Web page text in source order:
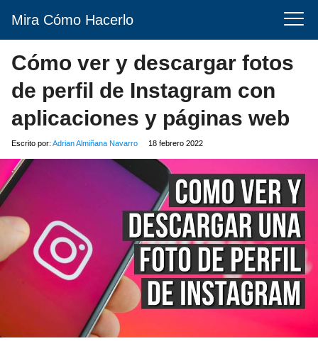
Mira Cómo Hacerlo
Cómo ver y descargar fotos
de perfil de Instagram con
aplicaciones y páginas web
Escrito por: Adrian Almiñana Navarro 18 febrero 2022